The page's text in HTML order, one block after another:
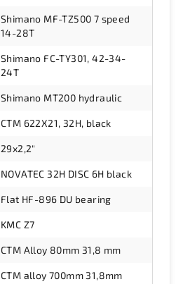
Shimano MF-TZ500 7 speed
14-28T
Shimano FC-TY301, 42-34-
24T
Shimano MT200 hydraulic
CTM 622X21, 32H, black
29x2,2"
NOVATEC 32H DISC 6H black
Flat HF-896 DU bearing
KMC Z7
CTM Alloy 80mm 31,8 mm
CTM alloy 700mm 31,8mm